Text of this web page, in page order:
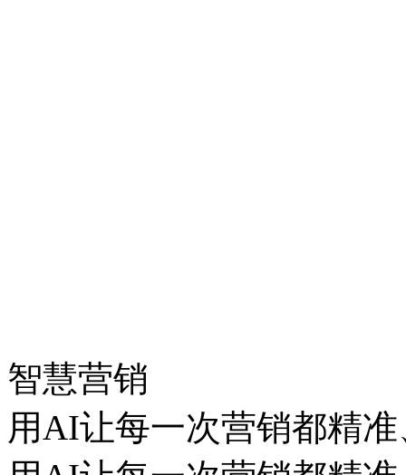
智慧营销
用AI让每一次营销都精准